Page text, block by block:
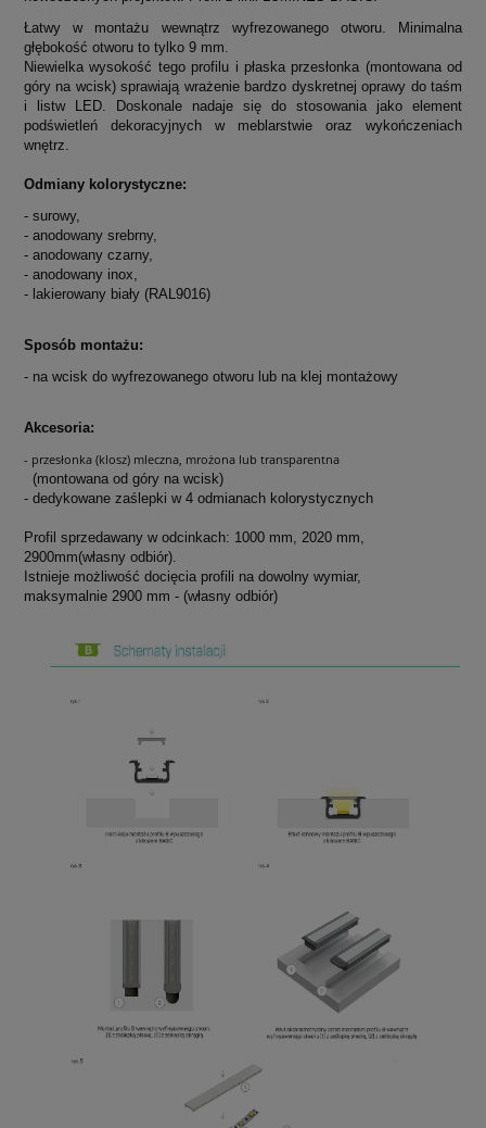
Łatwy w montażu wewnątrz wyfrezowanego otworu. Minimalna
głębokość otworu to tylko 9 mm.
Niewielka wysokość tego profilu i płaska przesłonka (montowana od
góry na wcisk) sprawiają wrażenie bardzo dyskretnej oprawy do taśm
i listw LED. Doskonale nadaje się do stosowania jako element
podświetleń dekoracyjnych w meblarstwie oraz wykończeniach
wnętrz.
Odmiany kolorystyczne:
- surowy,
- anodowany srebrny,
- anodowany czarny,
- anodowany inox,
- lakierowany biały (RAL9016)
Sposób montażu:
- na wcisk do wyfrezowanego otworu lub na klej montażowy
Akcesoria:
- przesłonka (klosz) mleczna, mrożona lub transparentna
(montowana od góry na wcisk)
- dedykowane zaślepki w 4 odmianach kolorystycznych
Profil sprzedawany w odcinkach: 1000 mm, 2020 mm,
2900mm(własny odbiór).
Istnieje możliwość docięcia profili na dowolny wymiar,
maksymalnie 2900 mm - (własny odbiór)